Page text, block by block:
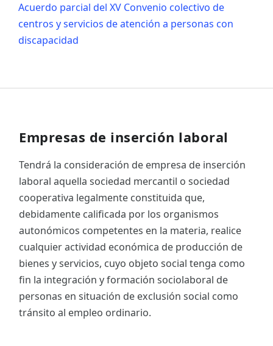
Acuerdo parcial del XV Convenio colectivo de
centros y servicios de atención a personas con
discapacidad
Empresas de inserción laboral
Tendrá la consideración de empresa de inserción
laboral aquella sociedad mercantil o sociedad
cooperativa legalmente constituida que,
debidamente calificada por los organismos
autonómicos competentes en la materia, realice
cualquier actividad económica de producción de
bienes y servicios, cuyo objeto social tenga como
fin la integración y formación sociolaboral de
personas en situación de exclusión social como
tránsito al empleo ordinario.